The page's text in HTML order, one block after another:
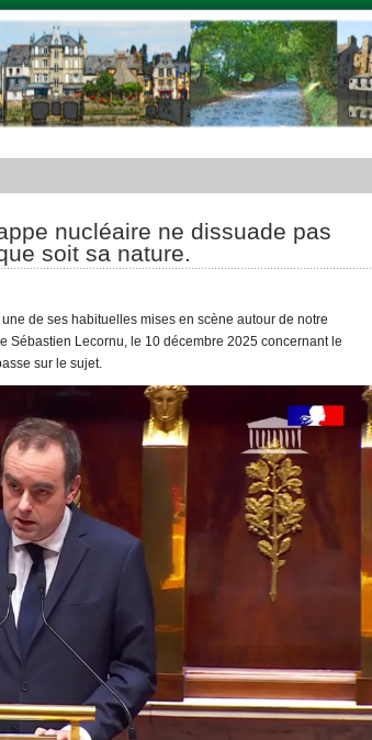
nucléaire ne dissuade pas
soit sa nature.
de ses habituelles mises en scène autour de notre
Sébastien Lecornu, le 10 décembre 2025 concernant le
sur le sujet.